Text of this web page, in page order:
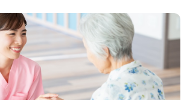
市。選考フロー等、担当コンサルタント
。お問い合わせも遠慮なくお願いしま
！医療/福祉業界の正社員/パート求人探
介護】＊求人情報収集、将来的に検討の